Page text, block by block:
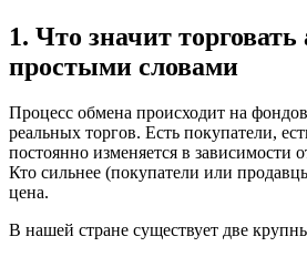
1. Что значит
простыми словами
Процесс обмена происходит на
реальных торгов. Есть покупатели,
постоянно изменяется в зависимости
Кто сильнее (покупатели или
цена.
В нашей стране существует две